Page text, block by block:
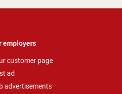
employers
customer page
ad
advertisements